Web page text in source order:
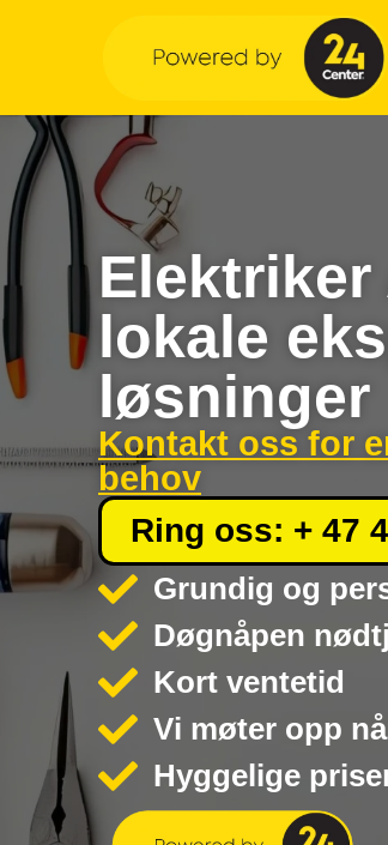
Elektriker
lokale
løsninger
Kontakt oss for
behov
Ring oss: + 47
Grundig og
Døgnåpen
Kort ventetid
Vi møter opp
Hyggelige